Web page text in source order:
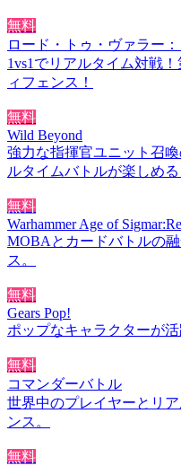
無料
ロード・トゥ・ヴァラー
1vs1でリアルタイム対戦
ィフェンス！
無料
Wild Beyond
強力な指揮官ユニット召
ルタイムバトルが楽しめ
無料
Warhammer Age of
MOBAとカードバトルの
ス。
無料
Gears Pop!
ポップなキャラクターが
無料
コマンダーバトル
世界中のプレイヤーとリ
ンス。
無料